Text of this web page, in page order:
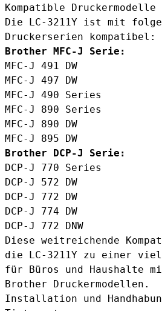
Kompatible
Die LC-3211Y ist mit
Druckerserien kompatibel:
Brother MFC-J Serie:
MFC-J 491 DW
MFC-J 497 DW
MFC-J 490 Series
MFC-J 890 Series
MFC-J 890 DW
MFC-J 895 DW
Brother DCP-J Serie:
DCP-J 770 Series
DCP-J 572 DW
DCP-J 772 DW
DCP-J 774 DW
DCP-J 772 DNW
Diese weitreichende
die LC-3211Y zu einer
für Büros und Haushalte
Brother Druckermodellen.
Installation und